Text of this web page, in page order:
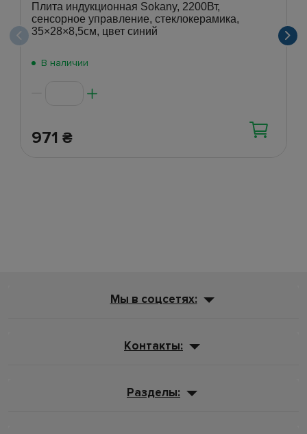
Плита индукционная Sokany, 2200Вт,
сенсорное управление, стеклокерамика,
35×28×8,5см, цвет синий
В наличии
971 ₴
Мы в соцсетях:
Контакты:
Разделы: